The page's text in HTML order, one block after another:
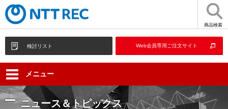
商品検索
検討リスト Web会員専用ご注文サイト
メニュー
ニュース＆トピックス